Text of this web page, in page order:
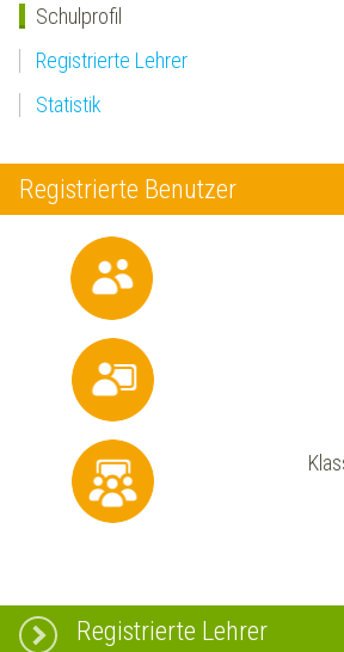
Schulprofil
Registrierte Lehrer
Statistik
Registrierte Benutzer
Registrierte Lehrer